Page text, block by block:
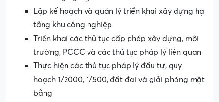
Lập kế hoạch và quản lý triển khai xây dựng hạ
tầng khu công nghiệp
Triển khai các thủ tục cấp phép xây dựng, môi
trường, PCCC và các thủ tục pháp lý liên quan
Thực hiện các thủ tục pháp lý đầu tư, quy
hoạch 1/2000, 1/500, đất đai và giải phóng mặt
bằng